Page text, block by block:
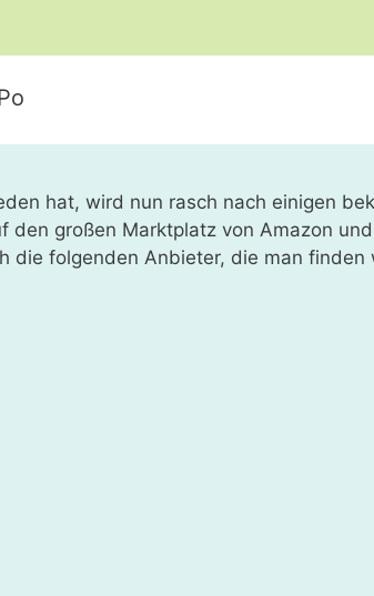
hat, wird nun rasch nach einigen
großen Marktplatz von Amazon
die folgenden Anbieter, die man finden